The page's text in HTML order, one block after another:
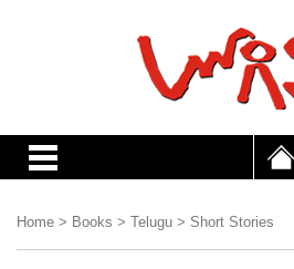
Home > Books > Telugu > Short Stories